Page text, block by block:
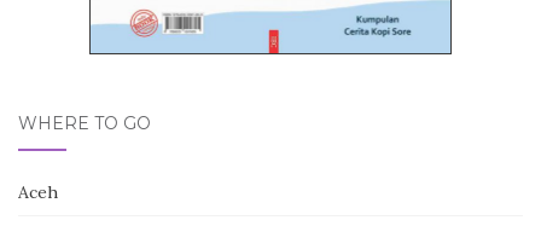
WHERE TO GO
Aceh